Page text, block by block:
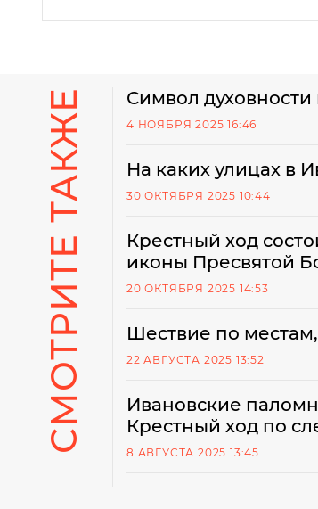
СМОТРИТЕ ТАКЖЕ Символ
4 НОЯБРЯ 2025 16:46
На каких улицах в
30 ОКТЯБРЯ 2025 10:44
Крестный ход
иконы Пресвятой
20 ОКТЯБРЯ 2025 14:53
Шествие по
22 АВГУСТА 2025 13:52
Ивановские
Крестный ход по
8 АВГУСТА 2025 13:45